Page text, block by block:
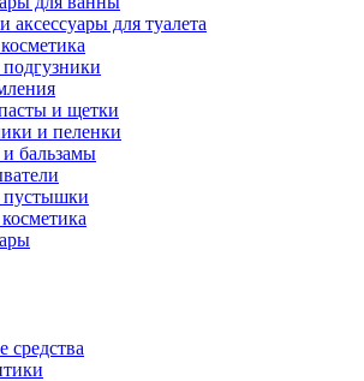
аксессуары для туалета
и щетки
и пеленки
бальзамы
средства